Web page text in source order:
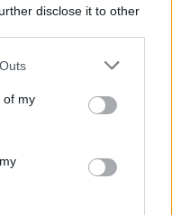
disclose it to other
of my